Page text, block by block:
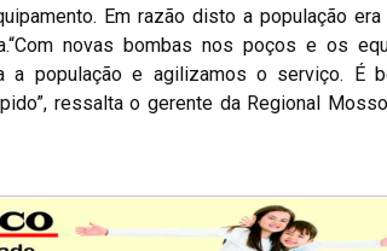
Em razão disto a população era
novas bombas nos poços e os
a população e agilizamos o serviço. É
ressalta o gerente da Regional